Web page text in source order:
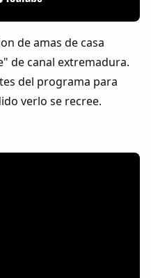
de amas de casa
de canal extremadura.
del programa para
verlo se recree.